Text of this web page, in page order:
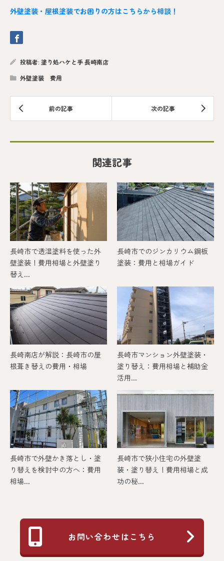
外壁塗装・屋根塗装でお困りの方はこちらから相談！
投稿者: 塗り処ハケと手 長崎南店
外壁塗装 費用
関連記事
長崎市で透湿塗料を使った外
壁塗装！費用相場と外壁塗り
替え...
長崎市でのジンカリウム鋼板
塗装：費用と相場ガイド
長崎南店が解説：長崎市の屋
根葺き替えの費用・相場
長崎市マンション外壁塗装・
塗り替え：費用相場と補助金
活用...
長崎市で外壁かき落とし・塗
り替えを検討中の方へ：費用
相場...
長崎市で狭小住宅の外壁塗
装・塗り替え！費用相場と成
功の秘...
お問い合わせはこちら